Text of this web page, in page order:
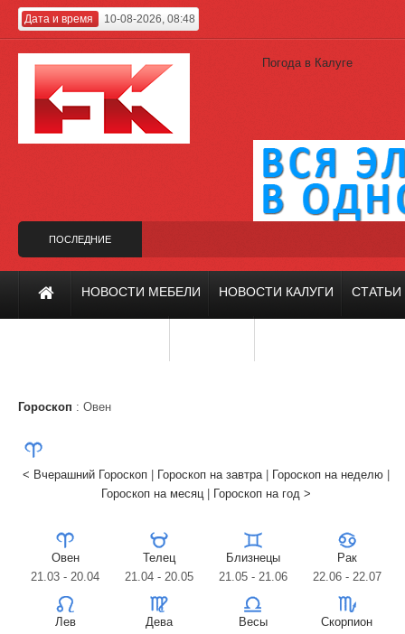
Дата и время 10-08-2026, 08:48
Погода в Калуге
ПОСЛЕДНИЕ
Гагарина Калужский проект на фестивале «Зодчество-2019»
НОВОСТИ МЕБЕЛИ НОВОСТИ КАЛУГИ
Гороскоп : Овен
< Вчерашний Гороскоп| Гороскоп на завтра Гороскоп на неделю
Гороскоп на месяц
Гороскоп на год >
Овен
21.03 - 20.04
Телец
21.04 - 20.05
Близнецы
21.05 - 21.06
Рак
22.06 - 22.07
Лев
Дева
Весы
Скорпион